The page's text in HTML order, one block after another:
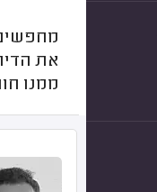
את
ממנו